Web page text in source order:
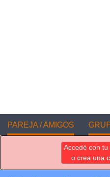
PAREJA / AMIGOS
Accedé con
o crea una